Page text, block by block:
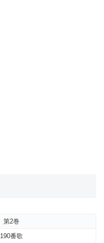
第2巻
190番歌